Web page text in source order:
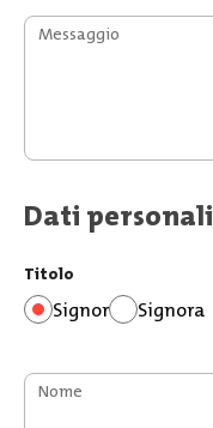
Messaggio
Dati personali
Titolo
Signor Signora
Nome